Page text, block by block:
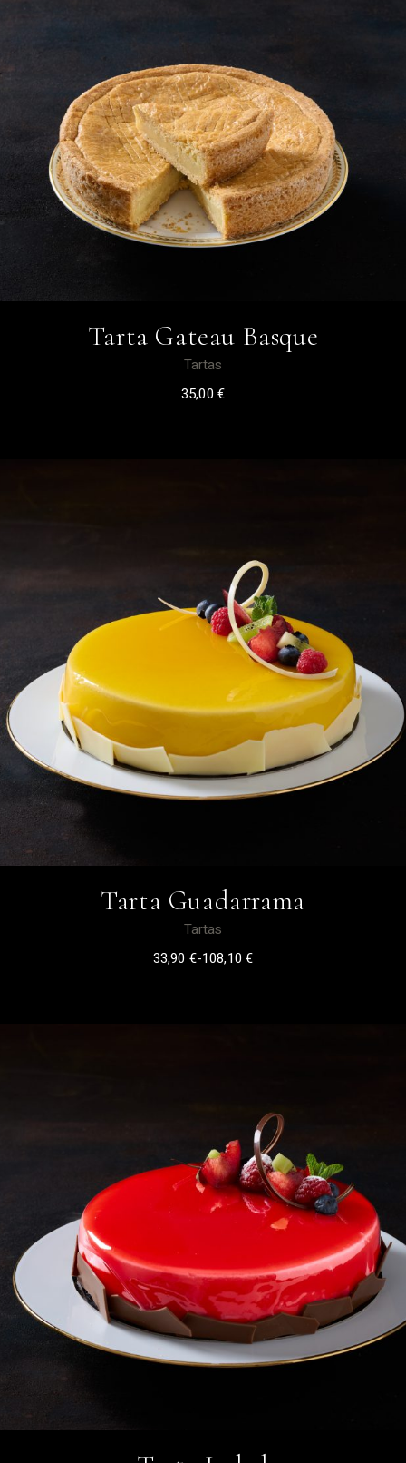
Tarta Gateau Basque
Tartas
35,00€
Tarta Guadarrama
Tartas
33,90 €-108,10€